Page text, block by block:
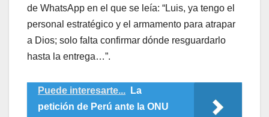
de WhatsApp en el que se leía: “Luis, ya tengo el
personal estratégico y el armamento para atrapar
a Dios; solo falta confirmar dónde resguardarlo
hasta la entrega…”.
Puede interesarte...
La
petición de Perú ante la ONU